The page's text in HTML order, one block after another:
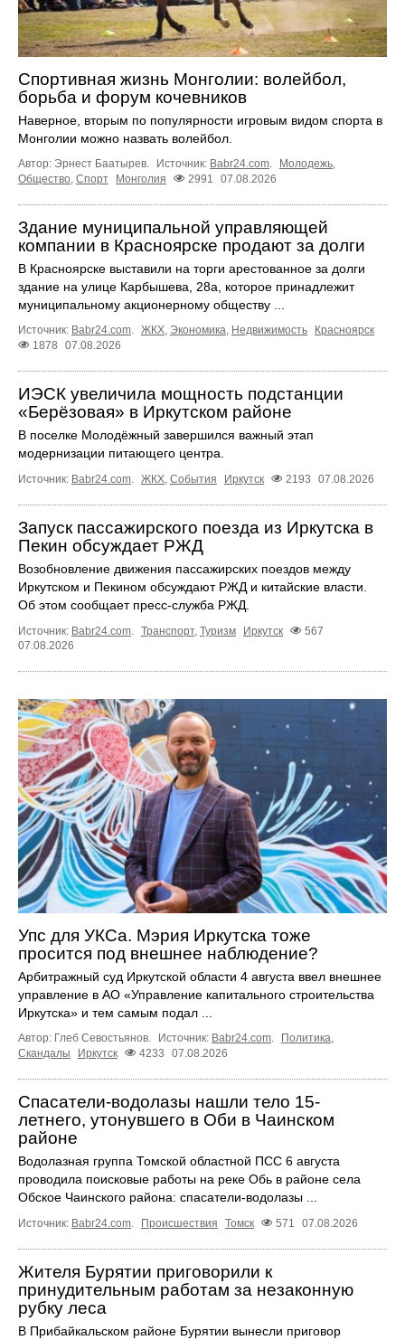
Спортивная жизнь Монголии: волейбол,
борьба и форум кочевников
Наверное, вторым по популярности игровым видом спорта в
Монголии можно назвать волейбол.
Автор: Эрнест Баатырев. Источник: Babr24.com. Молодежь,
Общество, Спорт Монголия 2991 07.08.2026
Здание муниципальной управляющей
компании в Красноярске продают за долги
В Красноярске выставили на торги арестованное за долги
здание на улице Карбышева, 28а, которое принадлежит
муниципальному акционерному обществу ...
Источник: Babr24.com. ЖКХ, Экономика, Недвижимость
Красноярск
1878
07.08.2026
ИЭСК увеличила мощность подстанции
«Берёзовая» в Иркутском районе
В поселке Молодёжный завершился важный этап
модернизации питающего центра.
Источник: Babr24.com. ЖКХ, События Иркутск 2193 07.08.2026
Запуск пассажирского поезда из Иркутска в
Пекин обсуждает РЖД
Возобновление движения пассажирских поездов между
Иркутском и Пекином обсуждают РЖД и китайские власти.
Об этом сообщает пресс‑служба РЖД.
Источник: Babr24.com. Транспорт, Туризм Иркутск
567
07.08.2026
Упс для УКСа. Мэрия Иркутска тоже
просится под внешнее наблюдение?
Арбитражный суд Иркутской области 4 августа ввел внешнее
управление в АО «Управление капитального строительства
Иркутска» и тем самым подал ...
Автор: Глеб Севостьянов. Источник: Babr24.com. Политика,
Скандалы
Иркутск 4233 07.08.2026
Спасатели-водолазы нашли тело 15-
летнего, утонувшего в Оби в Чаинском
районе
Водолазная группа Томской областной ПСС 6 августа
проводила поисковые работы на реке Обь в районе села
Обское Чаинского района: спасатели-водолазы ...
Источник: Babr24.com. Происшествия Томск 571 07.08.2026
Жителя Бурятии приговорили к
принудительным работам за незаконную
рубку леса
В Прибайкальском районе Бурятии вынесли приговор